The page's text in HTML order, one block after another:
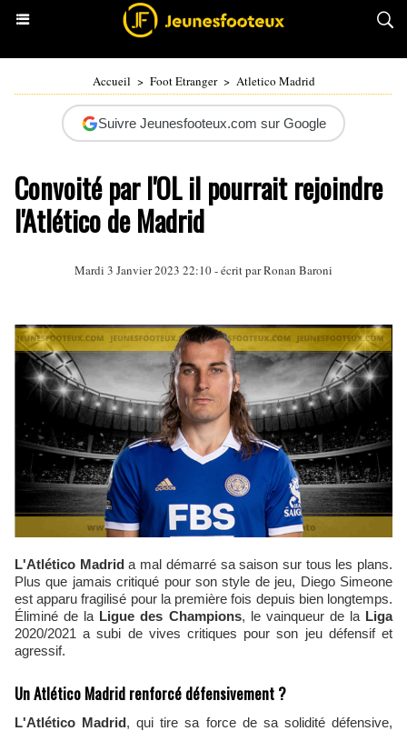
Accueil > Foot Etranger > Atletico Madrid
Suivre Jeunesfooteux.com sur Google
Convoité par l'OL il pourrait rejoindre
l'Atlético de Madrid
Mardi 3 Janvier 2023 22:10 - écrit parRonan Baroni
L'Atlético Madrida mal démarré sa saison sur tous les plans.
Plus que jamais critiqué pour son style de jeu, Diego Simeone
est apparu fragilisé pour la première fois depuis bien longtemps.
Éliminé de la Ligue des Champions, le vainqueur de la Liga
2020/2021 a subi de vives critiques pour son jeu défensif et
agressif.
Un Atlético Madrid renforcé défensivement ?
L'Atlético Madrid, qui tire sa force de sa solidité défensive,